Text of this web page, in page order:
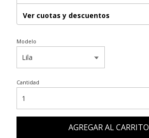
Ver cuotas y descuentos
Modelo
Cantidad
AGREGAR AL CARRITO